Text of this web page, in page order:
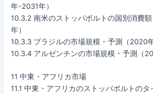
年-2031年）
10.3.2 南米のストッパボルトの国別消費
年）
10.3.3 ブラジルの市場規模・予測（2020
10.3.4 アルゼンチンの市場規模・予測（
11 中東・アフリカ市場
11.1 中東・アフリカのストッパボルトの